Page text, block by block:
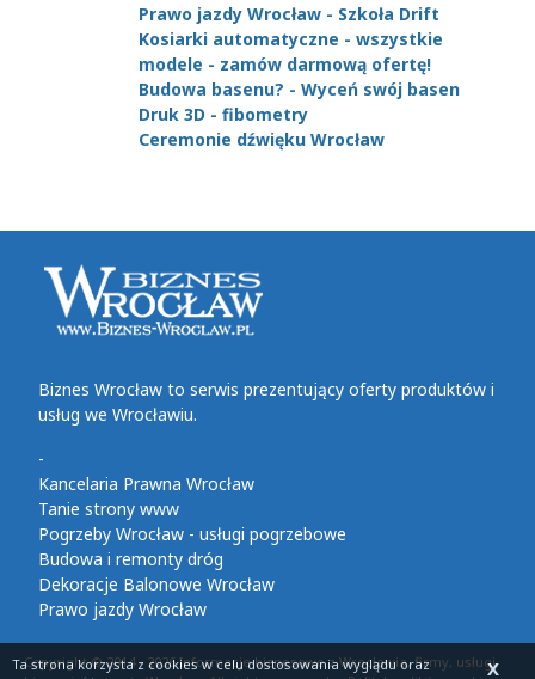
Prawo jazdy Wrocław - Szkoła Drift
Kosiarki automatyczne - wszystkie
modele - zamów darmową ofertę!
Budowa basenu? - Wyceń swój basen
Druk 3D - fibometry
Ceremonie dźwięku Wrocław
Biznes Wrocław to serwis prezentujący oferty produktów i
usług we Wrocławiu.
-
Kancelaria Prawna Wrocław
Tanie strony www
Pogrzeby Wrocław - usługi pogrzebowe
Budowa i remonty dróg
Dekoracje Balonowe Wrocław
Prawo jazdy Wrocław
Copyright © 2014 - 2026 Informacje biznesowe z Wrocławia, firmy, usługi,
X
Ta strona korzysta z cookiesw celu dostosowania wyglądu oraz